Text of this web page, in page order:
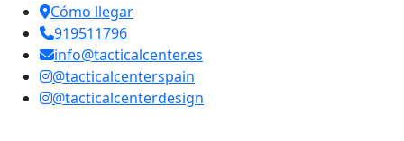
Cómo llegar
919511796
info@tacticalcenter.es
@tacticalcenterspain
@tacticalcenterdesign